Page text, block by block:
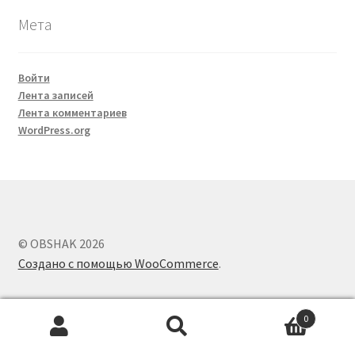
Мета
Войти
Лента записей
Лента комментариев
WordPress.org
© OBSHAK 2026
Создано с помощью WooCommerce.
0